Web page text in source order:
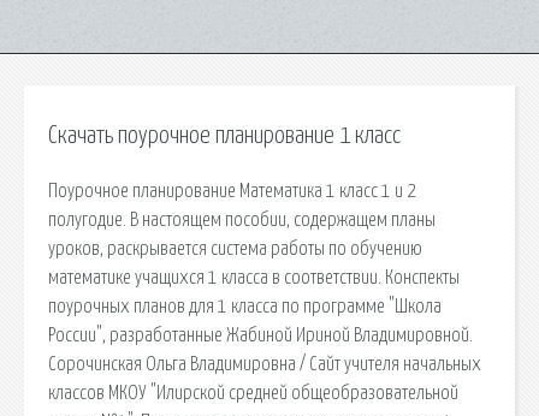
Скачать поурочное планирование 1 класс
Поурочное планирование Математика 1 класс 1 и 2
полугодие. В настоящем пособии, содержащем планы
уроков, раскрывается система работы по обучению
математике учащихся 1 класса в соответствии. Конспекты
поурочных планов для 1 класса по программе "Школа
России", разработанные Жабиной Ириной Владимировной.
Сорочинская Ольга Владимировна / Сайт учителя начальных
классов МКОУ "Илирской средней общеобразовательной